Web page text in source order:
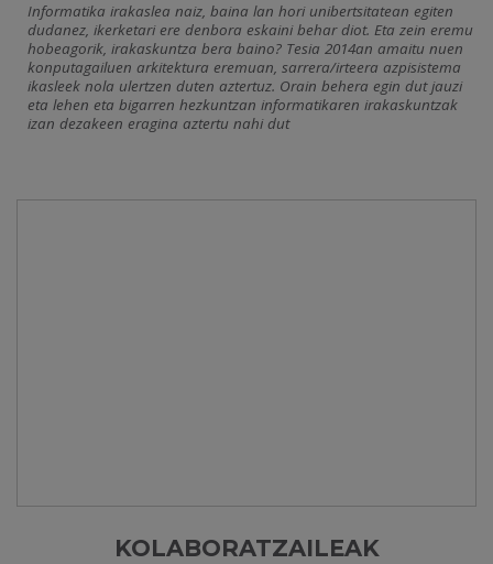
Informatika irakaslea naiz, baina lan hori unibertsitatean egiten
dudanez, ikerketari ere denbora eskaini behar diot. Eta zein eremu
hobeagorik, irakaskuntza bera baino? Tesia 2014an amaitu nuen
konputagailuen arkitektura eremuan, sarrera/irteera azpisistema
ikasleek nola ulertzen duten aztertuz. Orain behera egin dut jauzi
eta lehen eta bigarren hezkuntzan informatikaren irakaskuntzak
izan dezakeen eragina aztertu nahi dut
KOLABORATZAILEAK